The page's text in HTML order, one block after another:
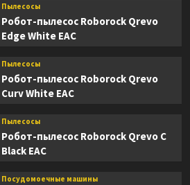
Пылесосы
Робот-пылесос Roborock Qrevo
Edge White EAC
Пылесосы
Робот-пылесос Roborock Qrevo
Curv White EAC
Пылесосы
Робот-пылесос Roborock Qrevo C
Black EAC
Посудомоечные машины